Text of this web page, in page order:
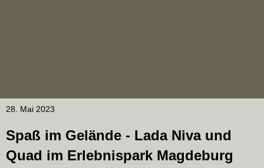
28. Mai 2023
Spaß im Gelände - Lada Niva und
Quad im Erlebnispark Magdeburg